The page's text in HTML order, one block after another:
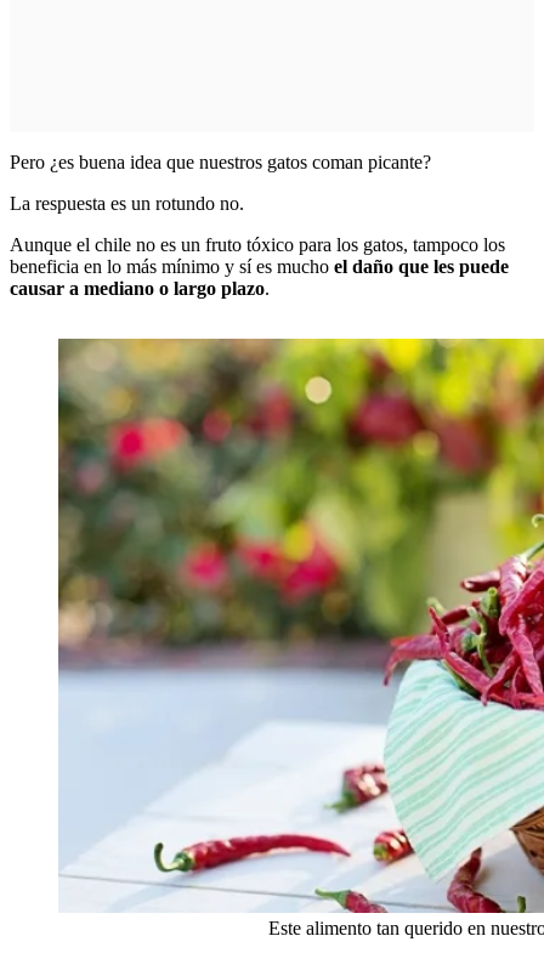
Pero ¿es buena idea que nuestros gatos coman picante?
La respuesta es un rotundo no.
Aunque el chile no es un fruto tóxico para los gatos, tampoco los
beneficia en lo más mínimo y sí es mucho el daño que les puede
causar a mediano o largo plazo.
Este alimento tan querido en